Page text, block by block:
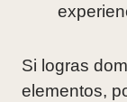
Si logras
elementos,